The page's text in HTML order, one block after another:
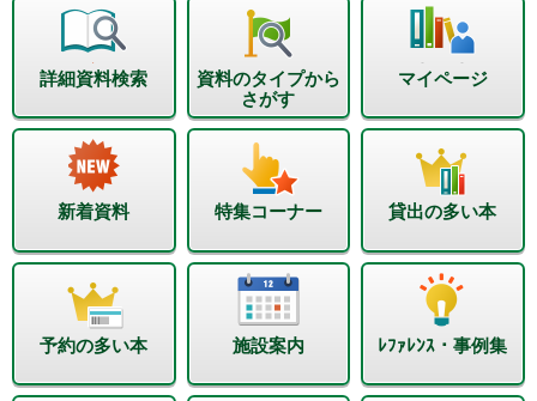
詳細資料検索
資料のタイプから
さがす
マイページ
新着資料 特集コーナー 貸出の多い本
予約の多い本 施設案内 ﾚﾌｧﾚﾝｽ・事例集